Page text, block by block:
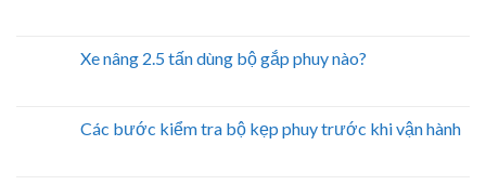
Xe nâng 2.5 tấn dùng bộ gắp phuy nào?
Các bước kiểm tra bộ kẹp phuy trước khi vận hành